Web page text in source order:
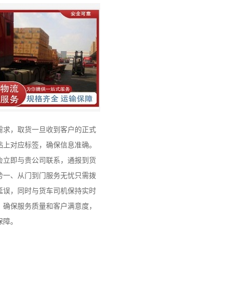
，取货一旦收到客户的正式
对应标签，确保信息准确。
即与贵公司联系，通报到货
、从门到门服务无忧只需拨
，同时与货车司机保持实时
保服务质量和客户满意度，
。